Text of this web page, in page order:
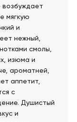
возбуждает
мягкую
и
нежный,
смолы,
изюма и
ароматней,
аппетит,
с
Душистый
и